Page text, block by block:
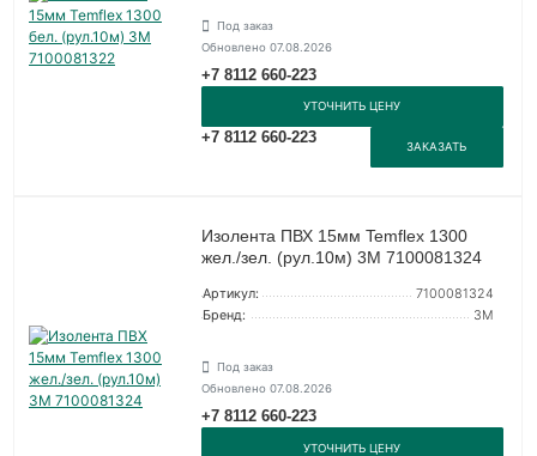
Под заказ
Обновлено 07.08.2026
+7 8112 660-223
УТОЧНИТЬ ЦЕНУ
+7 8112 660-223
ЗАКАЗАТЬ
Изолента ПВХ 15мм Temflex 1300
жел./зел. (рул.10м) 3М 7100081324
Артикул:
7100081324
Бренд:
3М
Под заказ
Обновлено 07.08.2026
+7 8112 660-223
УТОЧНИТЬ ЦЕНУ